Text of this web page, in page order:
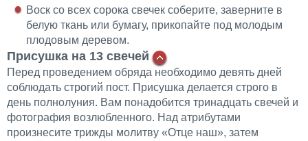
Воск со всех сорока свечек соберите, заверните в
белую ткань или бумагу, прикопайте под молодым
плодовым деревом.
Присушка на 13 свечей
Перед проведением обряда необходимо девять дней
соблюдать строгий пост. Присушка делается строго в
день полнолуния. Вам понадобится тринадцать свечей и
фотография возлюбленного. Над атрибутами
произнесите трижды молитву «Отце наш», затем